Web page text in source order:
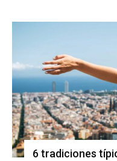
6 tradiciones